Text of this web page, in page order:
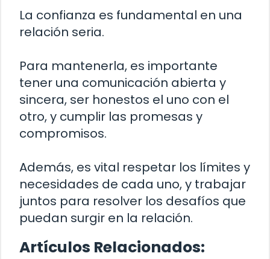
La confianza es fundamental en una
relación seria.
Para mantenerla, es importante
tener una comunicación abierta y
sincera, ser honestos el uno con el
otro, y cumplir las promesas y
compromisos.
Además, es vital respetar los límites y
necesidades de cada uno, y trabajar
juntos para resolver los desafíos que
puedan surgir en la relación.
Artículos Relacionados: